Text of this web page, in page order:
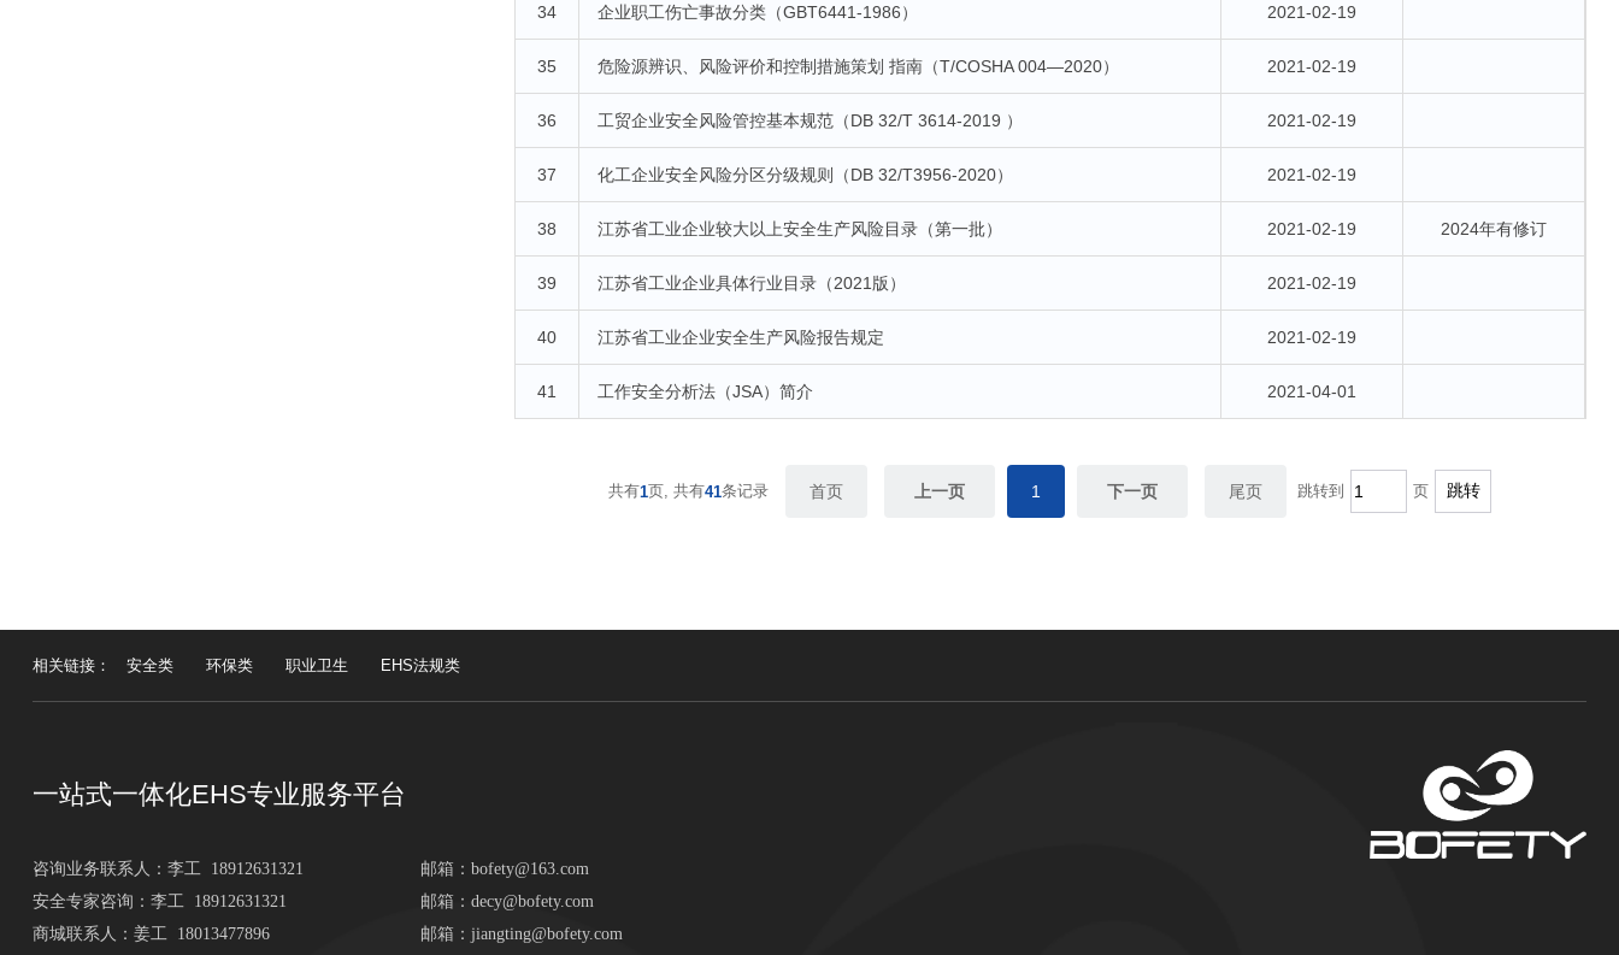
34 企业职工伤亡事故分类（GBT6441-1986） 2021-02-19
35 危险源辨识、风险评价和控制措施策划 指南（T/COSHA 004—2020） 2021-02-19
36 工贸企业安全风险管控基本规范（DB 32/T 3614-2019 ） 2021-02-19
37 化工企业安全风险分区分级规则（DB 32/T3956-2020） 2021-02-19
38 江苏省工业企业较大以上安全生产风险目录（第一批） 2021-02-19 2024年有修订
39 江苏省工业企业具体行业目录（2021版） 2021-02-19
40 江苏省工业企业安全生产风险报告规定 2021-02-19
41 工作安全分析法（JSA）简介 2021-04-01
共有1页,共有41条记录 首页 上一页 1 下一页 尾页 跳转到 页
相关链接： 安全类 环保类 职业卫生 EHS法规类
一站式一体化EHS专业服务平台
咨询业务联系人： 李工 18912631321 邮箱：bofety@163.com
安全专家咨询：李工 18912631321
邮箱：decy@bofety.com
商城联系人：姜工 18013477896
邮箱：jiangting@bofety.com